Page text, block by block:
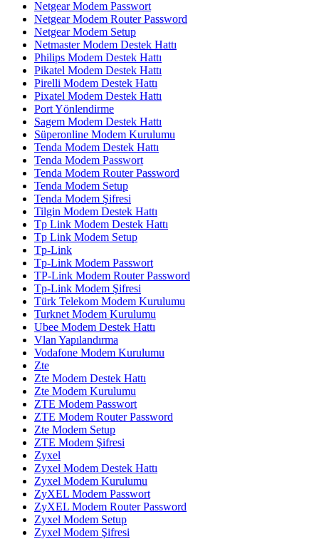
Netgear Modem Passwort
Netgear Modem Router Password
Netgear Modem Setup
Netmaster Modem Destek Hattı
Philips Modem Destek Hattı
Pikatel Modem Destek Hattı
Pirelli Modem Destek Hattı
Pixatel Modem Destek Hattı
Port Yönlendirme
Sagem Modem Destek Hattı
Süperonline Modem Kurulumu
Tenda Modem Destek Hattı
Tenda Modem Passwort
Tenda Modem Router Password
Tenda Modem Setup
Tenda Modem Şifresi
Tilgin Modem Destek Hattı
Tp Link Modem Destek Hattı
Tp Link Modem Setup
Tp-Link
Tp-Link Modem Passwort
TP-Link Modem Router Password
Tp-Link Modem Şifresi
Türk Telekom Modem Kurulumu
Turknet Modem Kurulumu
Ubee Modem Destek Hattı
Vlan Yapılandırma
Vodafone Modem Kurulumu
Zte
Zte Modem Destek Hattı
Zte Modem Kurulumu
ZTE Modem Passwort
ZTE Modem Router Password
Zte Modem Setup
ZTE Modem Şifresi
Zyxel
Zyxel Modem Destek Hattı
Zyxel Modem Kurulumu
ZyXEL Modem Passwort
ZyXEL Modem Router Password
Zyxel Modem Setup
Zyxel Modem Şifresi